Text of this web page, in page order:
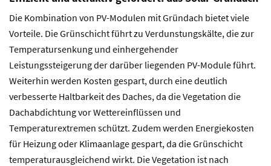
Die Kombination von PV-Modulen mit Gründach bietet viele
Vorteile. Die Grünschicht führt zu Verdunstungskälte, die zur
Temperatursenkung und einhergehender
Leistungssteigerung der darüber liegenden PV-Module führt.
Weiterhin werden Kosten gespart, durch eine deutlich
verbesserte Haltbarkeit des Daches, da die Vegetation die
Dachabdichtung vor Wettereinflüssen und
Temperaturextremen schützt. Zudem werden Energiekosten
für Heizung oder Klimaanlage gespart, da die Grünschicht
temperaturausgleichend wirkt. Die Vegetation ist nach